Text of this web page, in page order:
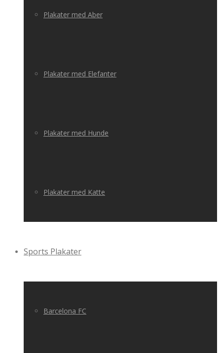
Plakater med Aber
Plakater med Elefanter
Plakater med Hunde
Plakater med Katte
Sports Plakater
Barcelona FC